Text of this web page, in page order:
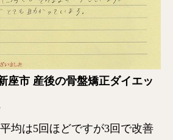
座市 産後の骨盤矯正ダイエッ
均は5回ほどですが3回で改善